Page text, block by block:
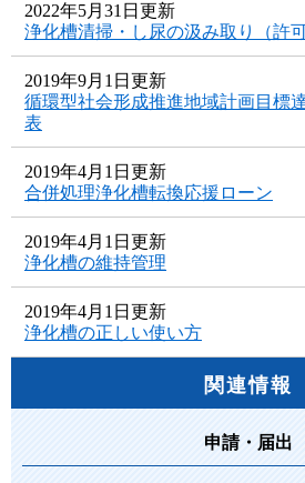
2022年5月31日更新
浄化槽清掃・し尿の汲み取り（許
2019年9月1日更新
循環型社会形成推進地域計画目標
表
2019年4月1日更新
合併処理浄化槽転換応援ローン
2019年4月1日更新
浄化槽の維持管理
2019年4月1日更新
浄化槽の正しい使い方
関連情報
申請・届出